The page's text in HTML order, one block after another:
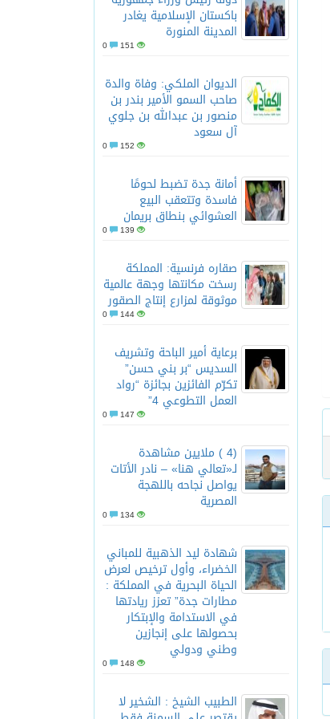
باكستان الإسلامية يغادر
المدينة المنورة
151
الديوان الملكي: وفاة والدة
صاحب السمو الأمير بندر بن
منصور بن عبدالله بن جلوي
آل سعود
152
أمانة جدة تضبط لحومًا
فاسدة وتتعقب البيع
العشوائي بنطاق بريمان
139
صقاره فرنسية: المملكة
رسخت مكانتها وجهة عالمية
موثوقة لمزارع إنتاج الصقور
144
برعاية أمير الباحة وتشريف
السديس “بر بني حسن”
تكرّم الفائزين بجائزة “رواد
العمل التطوعي 4”
147
(4 ) ملايين مشاهدة
لـ«تعالي هنا» – نادر الأتات
يواصل نجاحه باللهجة
المصرية
134
شهادة ليد الذهبية للمباني
الخضراء، وأول ترخيص لعرض
الحياة البحرية في المملكة :
مطارات جدة” تعزز ريادتها
في الاستدامة والإبتكار
بحصولها على إنجازين
وطني ودولي
148
الطبيب الشيخ : الشخير لا